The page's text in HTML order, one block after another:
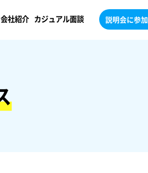
会社紹介 カジュアル面談 説明会に参加